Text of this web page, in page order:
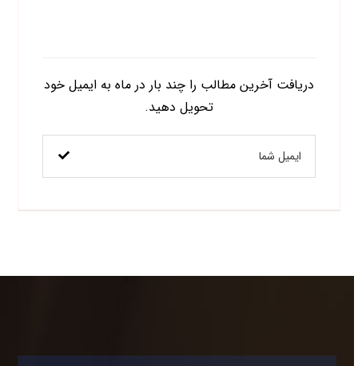
دریافت آخرین مطالب را چند بار در ماه به ایمیل خود
تحویل دهید.